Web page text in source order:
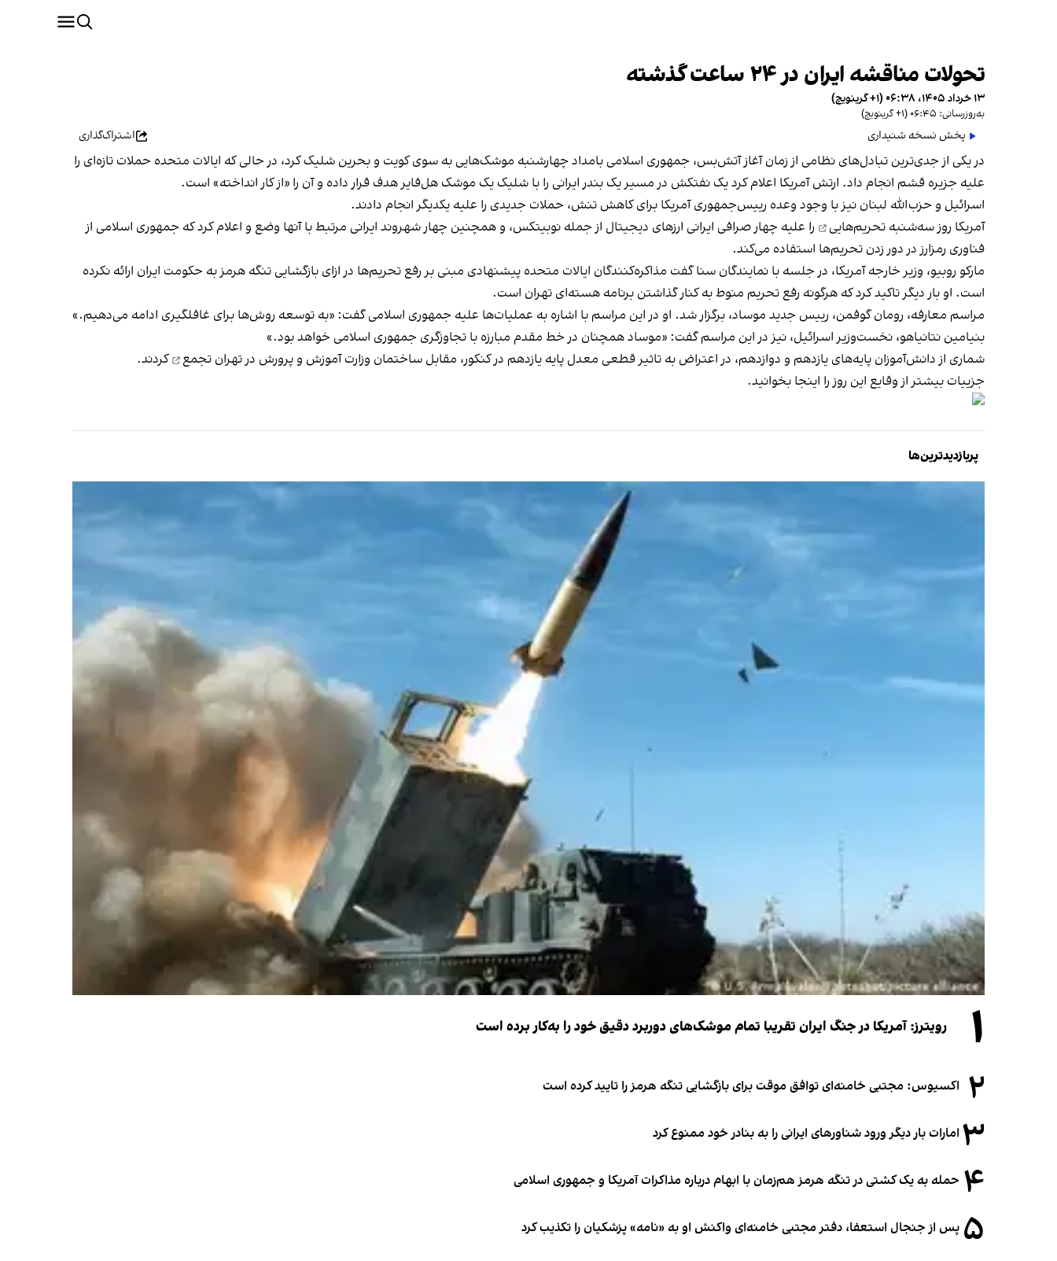
تحولات مناقشه ایران در ۲۴ ساعت گذشته
۱۳ خرداد ۱۴۰۵، ۰۶:۳۸ (‎+۱ گرینویچ)
به‌روزرسانی: ۰۶:۴۵ (‎+۱ گرینویچ)
پخش نسخه شنیداری اشتراک‌گذاری
در یکی از جدی‌ترین تبادل‌های نظامی از زمان آغاز آتش‌بس، جمهوری اسلامی بامداد چهارشنبه موشک‌هایی به سوی کویت و بحرین شلیک کرد، در حالی که ایالات متحده حملات تازه‌ای را
علیه جزیره قشم انجام داد. ارتش آمریکا اعلام کرد یک نفتکش در مسیر یک بندر ایرانی را با شلیک یک موشک هل‌فایر هدف قرار داده و آن را «از کار انداخته» است.
اسرائیل و حزب‌الله لبنان نیز با وجود وعده رییس‌جمهوری آمریکا برای کاهش تنش، حملات جدیدی را علیه یکدیگر انجام دادند.
آمریکا روز سه‌شنبه تحریم‌هایی
را علیه چهار صرافی ایرانی ارزهای دیجیتال از جمله نوبیتکس، و همچنین چهار شهروند ایرانی مرتبط با آنها وضع و اعلام کرد که جمهوری اسلامی از
فناوری رمزارز در دور زدن تحریم‌ها استفاده می‌کند.
مارکو روبیو، وزیر خارجه آمریکا، در جلسه با نمایندگان سنا گفت مذاکره‌کنندگان ایالات متحده پیشنهادی مبنی بر رفع تحریم‌ها در ازای بازگشایی تنگه هرمز به حکومت ایران ارائه نکرده
است. او بار دیگر تاکید کرد که هرگونه رفع تحریم منوط به کنار گذاشتن برنامه هسته‌ای تهران است.
مراسم معارفه، رومان گوفمن، رییس جدید موساد، برگزار شد. او در این مراسم با اشاره به عملیا‌ت‌ها علیه جمهوری اسلامی گفت: «به توسعه روش‌ها برای غافلگیری ادامه می‌دهیم.»
بنیامین نتانیاهو، نخست‌وزیر اسرائیل، نیز در این مراسم گفت: «موساد همچنان در خط مقدم مبارزه با تجاوزگری جمهوری اسلامی خواهد بود.»
شماری از دانش‌آموزان پایه‌های یازدهم و دوازدهم، در اعتراض به تاثیر قطعی معدل پایه یازدهم در کنکور، مقابل ساختمان وزارت آموزش و پرورش در تهران تجمع
کردند.
جزییات بیشتر از وقایع این روز را اینجا بخوانید.
پربازدیدترین‌ها
۱ رویترز: آمریکا در جنگ ایران تقریبا تمام موشک‌های دوربرد دقیق خود را به‌کار برده است
۲ اکسیوس: مجتبی خامنه‌ای توافق موقت برای بازگشایی تنگه هرمز را تایید کرده است
۳ امارات بار دیگر ورود شناورهای ایرانی را به بنادر خود ممنوع کرد
۴ حمله به یک کشتی در تنگه هرمز هم‌زمان با ابهام درباره مذاکرات آمریکا و جمهوری اسلامی
۵ پس از جنجال استعفا، دفتر مجتبی خامنه‌ای واکنش او به «نامه» پزشکیان را تکذیب کرد